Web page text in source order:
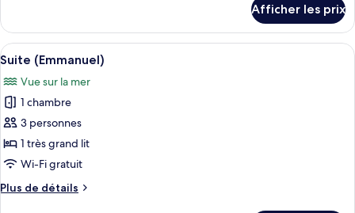
Chambre
Prestige,
balcon,
vue
sur
la
mer
Chambre
Prestige,
balcon,
sur
la
Afficher les prix
Afficher
toutes
les
photos
pour
ce
type
chambre :
Une chambre d’hôtel avec un
6
Suite (Emmanuel)
Vue sur la mer
1 chambre
3 personnes
1 très grand lit
Wi-Fi gratuit
Plus de détails
Plus